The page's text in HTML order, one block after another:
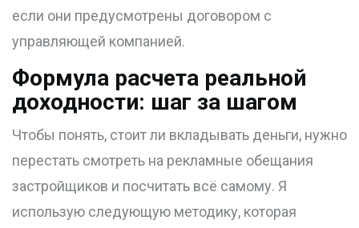
если они предусмотрены договором с
управляющей компанией.
Формула расчета реальной
доходности: шаг за шагом
Чтобы понять, стоит ли вкладывать деньги, нужно
перестать смотреть на рекламные обещания
застройщиков и посчитать всё самому. Я
использую следующую методику, которая